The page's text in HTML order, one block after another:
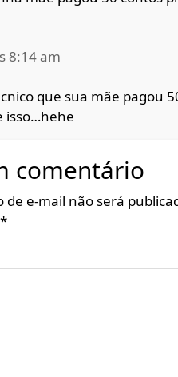
8:14 am
que sua mãe pagou
isso…hehe
comentário
de e-mail não será
*